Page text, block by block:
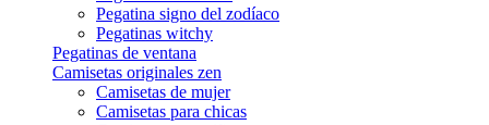
Pegatina signo del zodíaco
Pegatinas witchy
Pegatinas de ventana
Camisetas originales zen
Camisetas de mujer
Camisetas para chicas